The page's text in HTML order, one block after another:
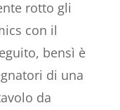
rotto gli
con il
bensì è
di una
da